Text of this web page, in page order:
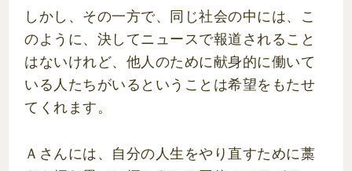
しかし、その一方で、同じ社会の中には、こ
のように、決してニュースで報道されること
はないけれど、他人のために献身的に働いて
いる人たちがいるということは希望をもたせ
てくれます。
Ａさんには、自分の人生をやり直すために藁